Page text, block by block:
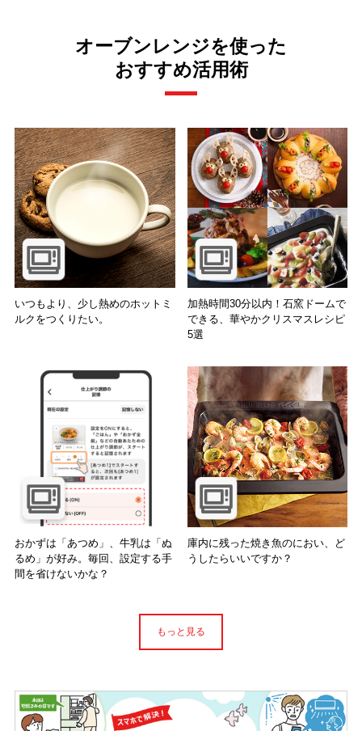
オーブンレンジを使った
おすすめ活用術
いつもより、少し熱めのホットミ
ルクをつくりたい。
加熱時間30分以内！石窯ドームで
できる、華やかクリスマスレシピ
5選
おかずは「あつめ」、牛乳は「ぬ
るめ」が好み。毎回、設定する手
間を省けないかな？
庫内に残った焼き魚のにおい、ど
うしたらいいですか？
もっと見る